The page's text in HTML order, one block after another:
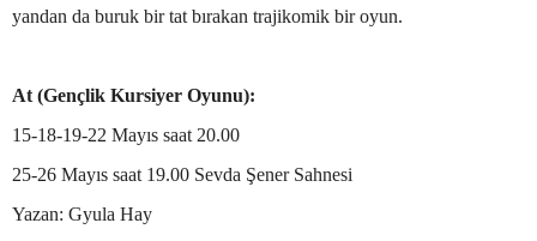
yandan da buruk bir tat bırakan trajikomik bir oyun.
At (Gençlik Kursiyer Oyunu):
15-18-19-22 Mayıs saat 20.00
25-26 Mayıs saat 19.00 Sevda Şener Sahnesi
Yazan: Gyula Hay